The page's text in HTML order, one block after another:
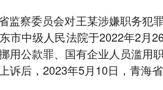
监察委员会对王某涉嫌职务犯
市中级人民法院于2022年2月
用公款罪、国有企业人员滥用
诉后，2023年5月10日，青海